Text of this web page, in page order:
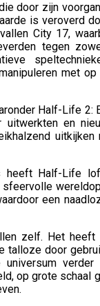
door zijn
is veroverd
City 17,
tegen
met
Half-Life 2:
en
uitkijken
heeft Half-Life
een
zelf. Het heeft
talloze door
verder
op grote schaal